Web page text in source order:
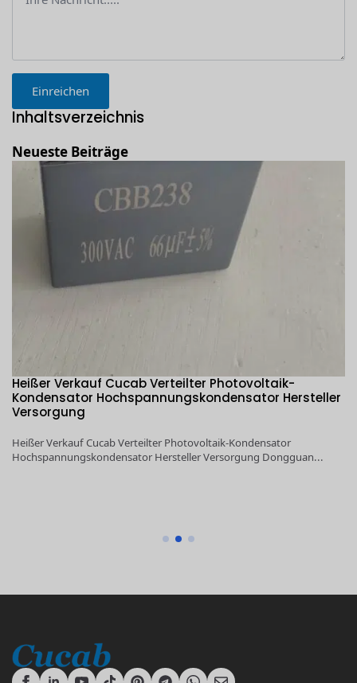
Einreichen
Inhaltsverzeichnis
Neueste Beiträge
Heißer Verkauf Cucab Verteilter Photovoltaik-
Kondensator Hochspannungskondensator Hersteller
Versorgung
Heißer Verkauf Cucab Verteilter Photovoltaik-Kondensator
Hochspannungskondensator Hersteller Versorgung Dongguan...